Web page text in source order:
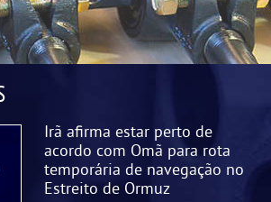
Irã afirma estar perto de
acordo com Omã para rota
temporária de navegação no
Estreito de Ormuz